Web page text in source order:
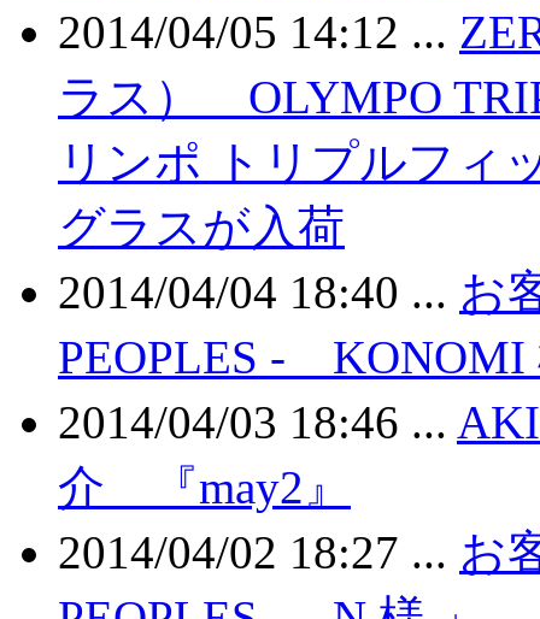
2014/04/05 14:12 ...
ラス） OLYMPO
リンポ トリプルフィ
グラスが入荷
2014/04/04 18:40 ... お
PEOPLES - KONOMI
2014/04/03 18:46 ...
介 『may2』
2014/04/02 18:27 ... お